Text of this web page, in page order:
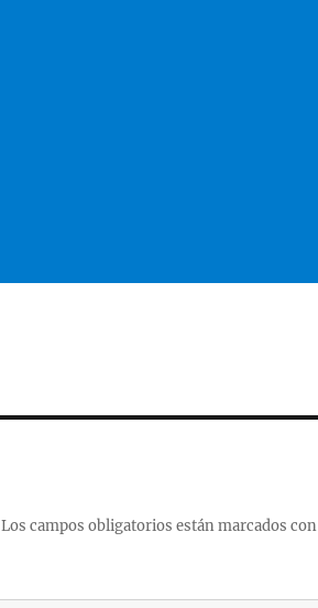
Los campos obligatorios están marcados con